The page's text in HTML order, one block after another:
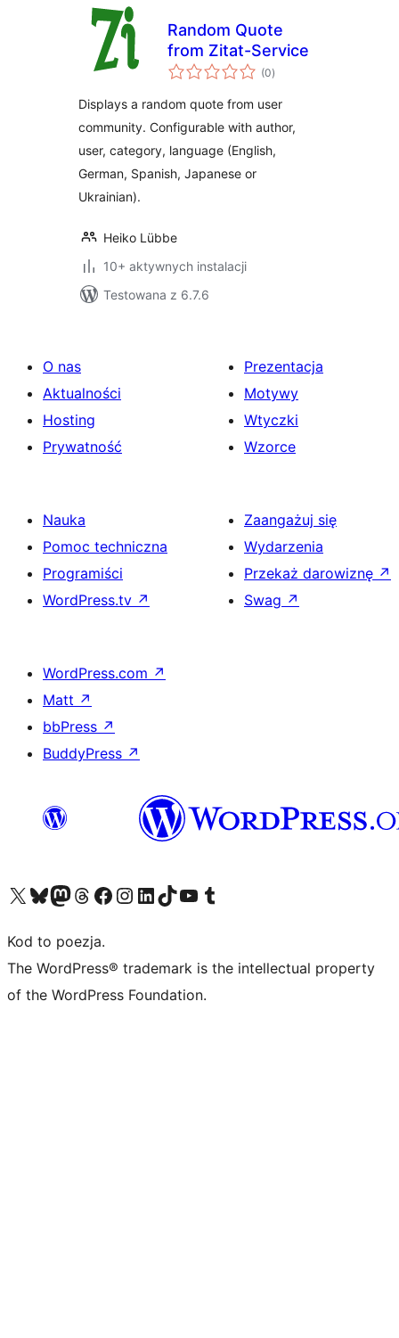
Random Quote
from Zitat-Service
(0wszystkich
ocen
)
Displays a random quote from user
community. Configurable with author,
user, category, language (English,
German, Spanish, Japanese or
Ukrainian).
Heiko Lübbe
10+ aktywnych instalacji
Testowana z 6.7.6
O nas
Aktualności
Hosting
Prywatność
Prezentacja
Motywy
Wtyczki
Wzorce
Nauka
Pomoc techniczna
Programiści
WordPress.tv ↗
Zaangażuj się
Wydarzenia
Przekaż darowiznę ↗
Swag ↗
WordPress.com ↗
Matt ↗
bbPress ↗
BuddyPress ↗
Odwiedź nasze konto X (dawniej Twitter)
Odwiedź nasze konto Bluesky
Odwiedź nasze konto na Mastodoncie
Odwiedź naszego Threadsa
Odwiedź naszego Facebooka
Odwiedź nasze konto na Instagramie
Odwiedź nasze konto na LinkedIn
Odwiedź naszego TikToka
Odwiedź nasz kanał YouTube
Odwiedź naszego Tumblra
Kod to poezja.
The WordPress® trademark is the intellectual property
of the WordPress Foundation.